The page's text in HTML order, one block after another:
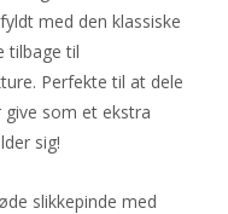
med den klassiske
tilbage til
Perfekte til at dele
som et ekstra
sig!
slikkepinde med